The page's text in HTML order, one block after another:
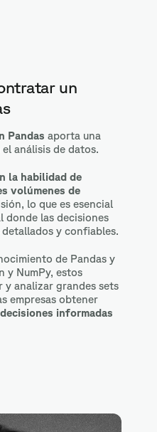
un
Pandas aporta una
análisis de datos.
la habilidad de
volúmenes de
lo que es esencial
donde las decisiones
y confiables.
de Pandas y
y NumPy, estos
y analizar grandes sets
empresas obtener
informadas